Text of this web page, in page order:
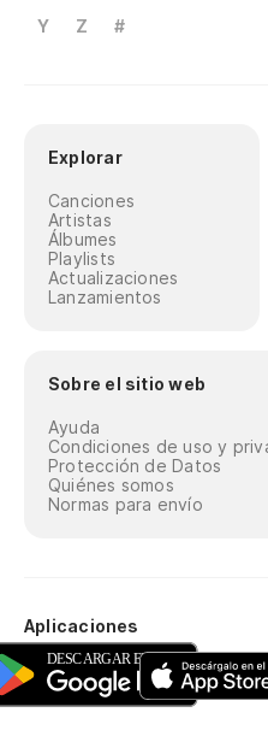
Y
Z #
Explorar
Canciones
Artistas
Álbumes
Playlists
Actualizaciones
Lanzamientos
Sobre el sitio web
Ayuda
Condiciones de uso y
Protección de Datos
Quiénes somos
Normas para envío
Aplicaciones